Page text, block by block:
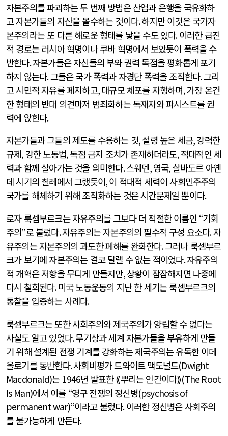
자본주의를 파괴하는 두 번째 방법은 산업과 은행을 국유화하
고 자본가들의 자산을 몰수하는 것이다.하지만 이것은 국가자
본주의라는 또 다른 해로운 형태를 낳을 수도 있다.이러한 급진
적 경로는 러시아 혁명이나 쿠바 혁명에서 보았듯이 폭력을 수
반한다.자본가들은 자신들의 부와 권력 독점을 평화롭게 포기
하지 않는다.그들은 국가 폭력과 자경단 폭력을 조직한다.그리
고 시민적 자유를 폐지하고,대규모 체포를 자행하며,가장 온건
한 형태의 반대 의견마저 범죄화하는 독재자와 파시스트를 권
력에 앉힌다.
자본가들과 그들의 제도를 수용하는 것,설령 높은 세금,강력한
규제, 강한 노동법,독점 금지 조치가 존재하더라도,적대적인 세
력과 함께 살아가는 것을 의미한다.스웨덴,영국,살바도르 아옌
데 시기의 칠레에서 그랬듯이,이 적대적 세력이 사회민주주의
국가를 해체하기 위해 조직화하는 것은 시간문제일 뿐이다.
로자 룩셈부르크는 자유주의를 그보다 더 적절한 이름인 “기회
주의”로 불렀다.자유주의는 자본주의의 필수적 구성 요소다.자
유주의는 자본주의의 과도한 폐해를 완화한다.그러나 룩셈부르
크가 보기에 자본주의는 결코 달랠 수 없는 적이었다.자유주의
적 개혁은 저항을 무디게 만들지만,상황이 잠잠해지면 나중에
다시 철회된다.미국 노동운동의 지난 한 세기는 룩셈부르크의
통찰을 입증하는 사례다.
룩셈부르크는 또한 사회주의와 제국주의가 양립할 수 없다는
사실도 알고 있었다.무기상과 세계 자본가들을 부유하게 만들
기 위해 설계된 전쟁 기계를 강화하는 제국주의는 유독한 이데
올로기를 동반한다.사회비평가 드와이트 맥도널드(Dwight
Macdonald)는 1946년 발표한 ⟪뿌리는 인간이다⟫(The Root
Is Man)에서 이를 “영구 전쟁의 정신병(psychosis of
permanent war)”이라고 불렀다.이러한 정신병은 사회주의
를 불가능하게 만든다.